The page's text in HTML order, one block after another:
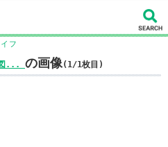
フ
図... の画像(1/1枚目)